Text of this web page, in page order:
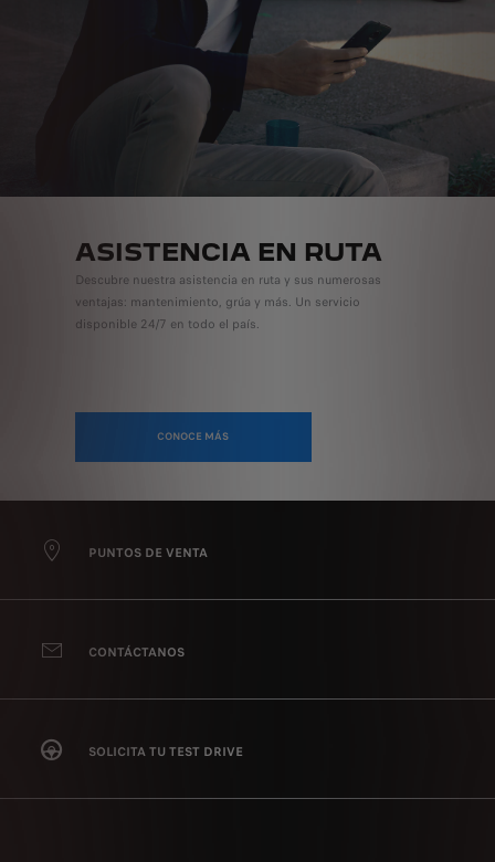
ASISTENCIA EN RUTA
Descubre nuestra asistencia en ruta y sus numerosas
ventajas: mantenimiento, grúa y más. Un servicio
disponible 24/7 en todo el país.
CONOCE MÁS
PUNTOS DE VENTA
CONTÁCTANOS
SOLICITA TU TEST DRIVE